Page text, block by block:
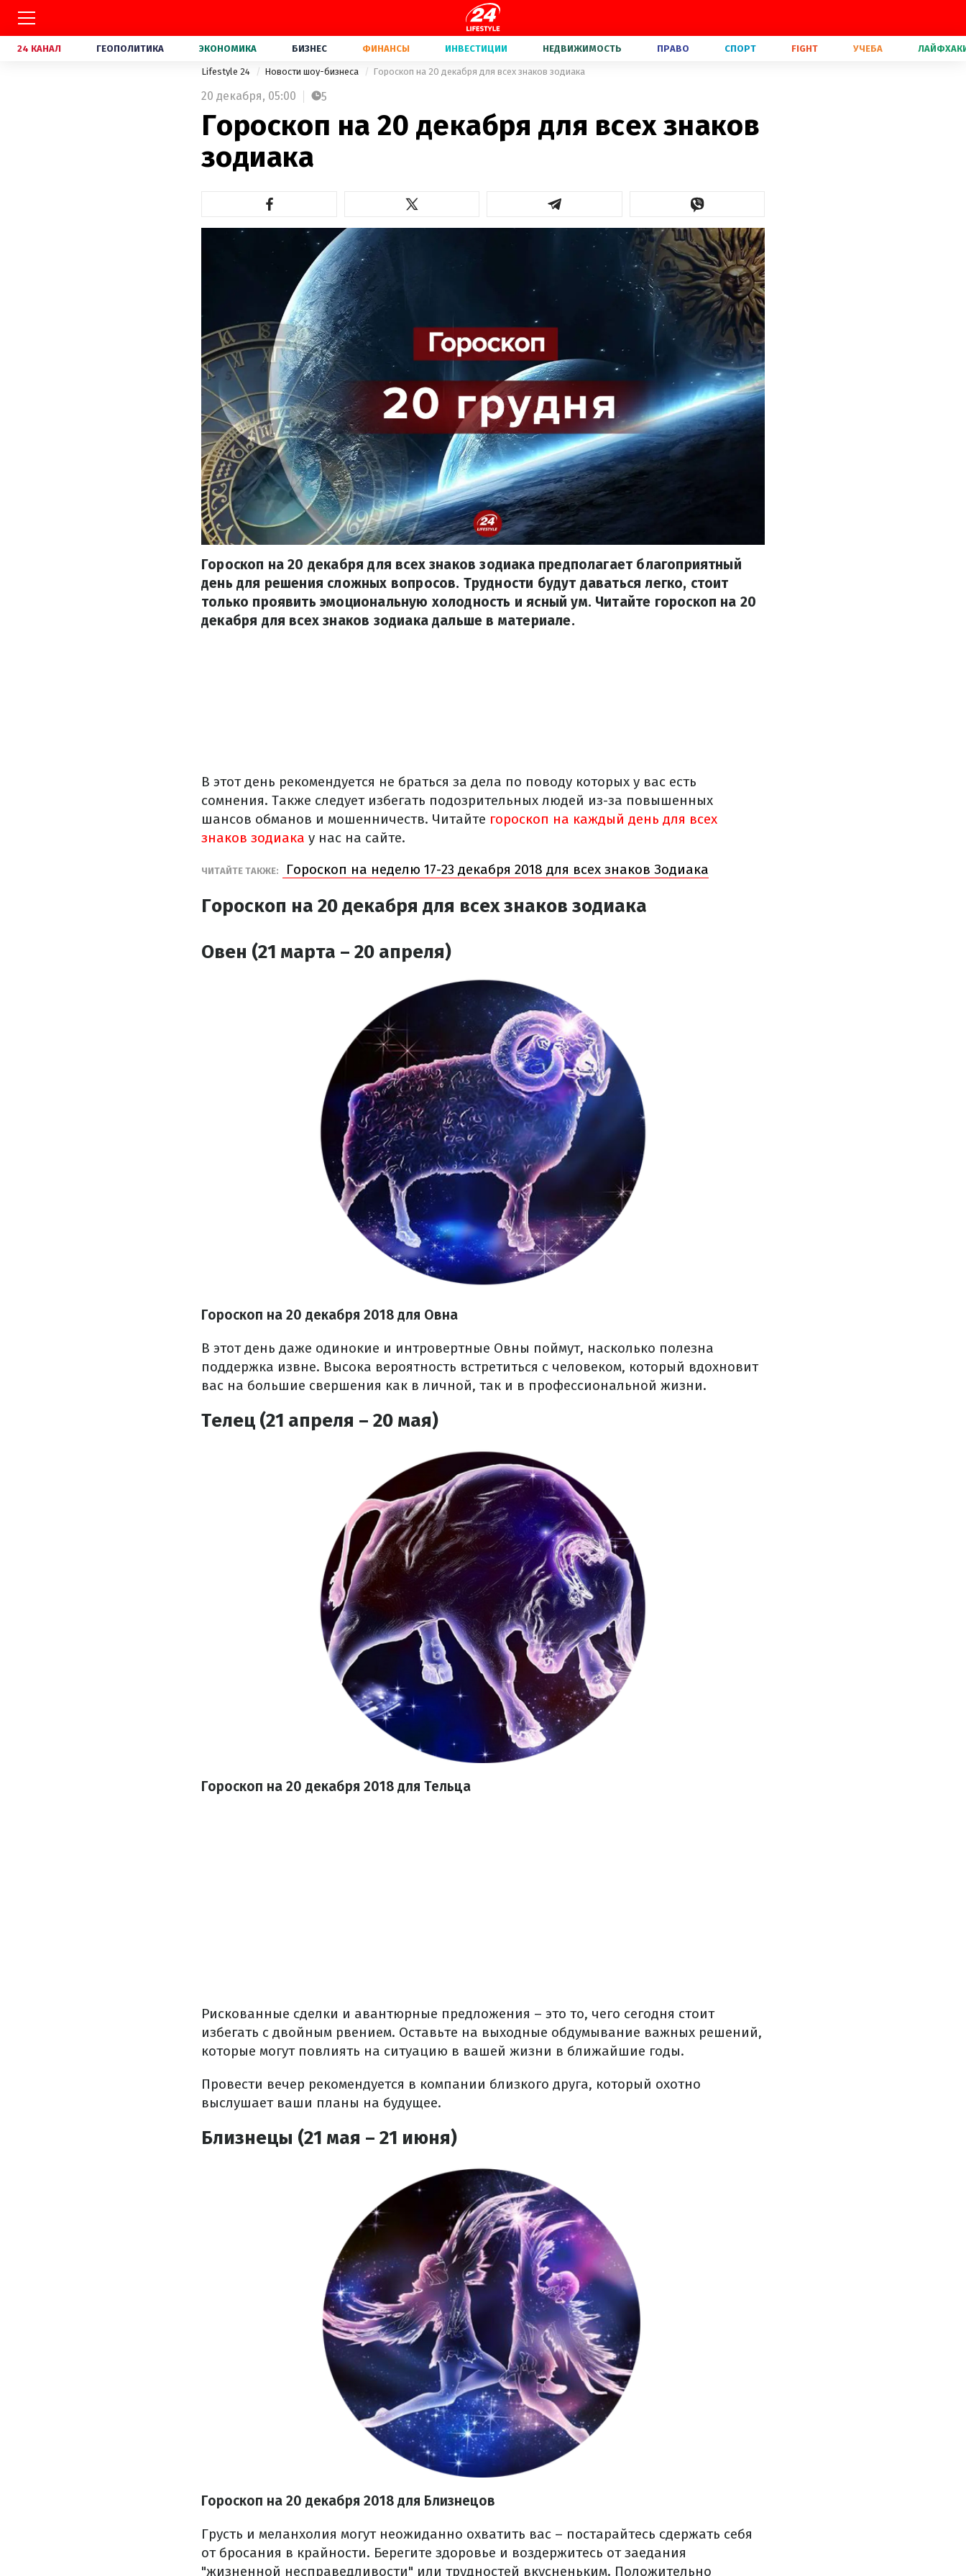
24 КАНАЛ ГЕОПОЛИТИКА ЭКОНОМИКА БИЗНЕС ФИНАНСЫ ИНВЕСТИЦИИ НЕДВИЖИМОСТЬ ПРАВО СПОРТ FIGHT УЧЕБА
Lifestyle 24 Новости шоу-бизнеса Гороскоп на 20 декабря для всех знаков зодиака
20 декабря, 05:00 5
Гороскоп на 20 декабря для всех знаков
зодиака
Гороскоп на 20 декабря для всех знаков зодиака предполагает благоприятный
день для решения сложных вопросов. Трудности будут даваться легко, стоит
только проявить эмоциональную холодность и ясный ум. Читайте гороскоп на 20
декабря для всех знаков зодиака дальше в материале.
В этот день рекомендуется не браться за дела по поводу которых у вас есть
сомнения. Также следует избегать подозрительных людей из-за повышенных
шансов обманов и мошенничеств. Читайте гороскоп на каждый день для всех
знаков зодиака у нас на сайте.
ЧИТАЙТЕ ТАКЖЕ: Гороскоп на неделю 17-23 декабря 2018 для всех знаков Зодиака
Гороскоп на 20 декабря для всех знаков зодиака
Овен (21 марта – 20 апреля)
Гороскоп на 20 декабря 2018 для Овна
В этот день даже одинокие и интровертные Овны поймут, насколько полезна
поддержка извне. Высока вероятность встретиться с человеком, который вдохновит
вас на большие свершения как в личной, так и в профессиональной жизни.
Телец (21 апреля – 20 мая)
Гороскоп на 20 декабря 2018 для Тельца
Рискованные сделки и авантюрные предложения – это то, чего сегодня стоит
избегать с двойным рвением. Оставьте на выходные обдумывание важных решений,
которые могут повлиять на ситуацию в вашей жизни в ближайшие годы.
Провести вечер рекомендуется в компании близкого друга, который охотно
выслушает ваши планы на будущее.
Близнецы (21 мая – 21 июня)
Гороскоп на 20 декабря 2018 для Близнецов
Грусть и меланхолия могут неожиданно охватить вас – постарайтесь сдержать себя
от бросания в крайности. Берегите здоровье и воздержитесь от заедания
"жизненной несправедливости" или трудностей вкусненьким. Положительно